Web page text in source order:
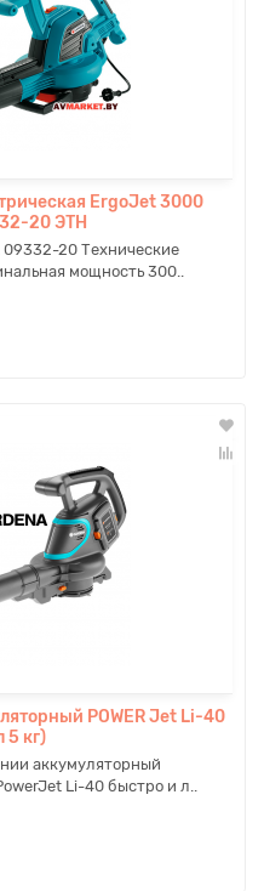
ErgoJet 3000
20 ЭТН
09332-20 Технические
мощность 300..
POWER Jet Li-40
5 кг)
аккумуляторный
Li-40 быстро и л..